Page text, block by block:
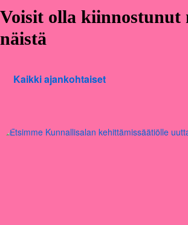
Voisit olla kiinnostunut
näistä
Kaikki ajankohtaiset